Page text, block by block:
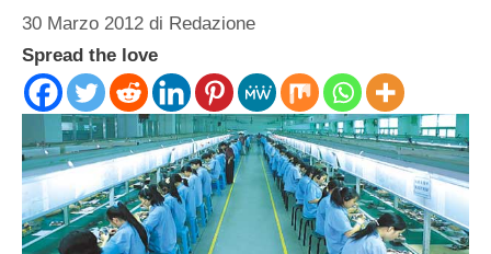
30 Marzo 2012 di Redazione
Spread the love